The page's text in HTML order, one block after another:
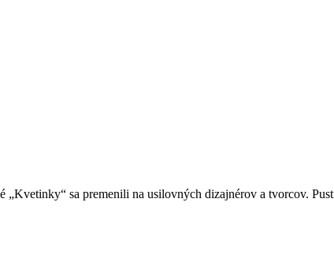
sa premenili na usilovných dizajnérov a tvorcov.